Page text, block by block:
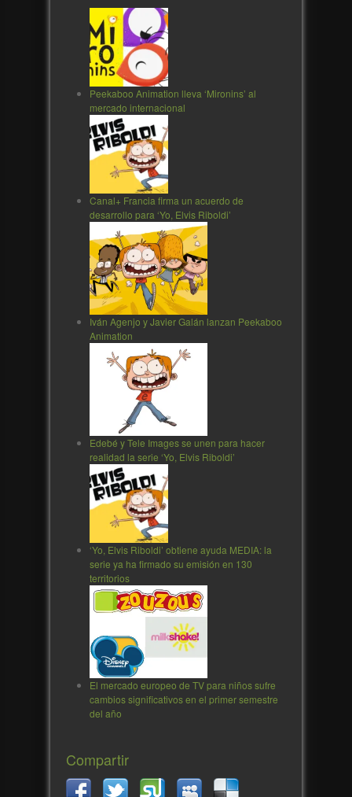
Peekaboo Animation lleva ‘Mironins’ al
mercado internacional
Canal+ Francia firma un acuerdo de
desarrollo para ‘Yo, Elvis Riboldi’
Iván Agenjo y Javier Galán lanzan Peekaboo
Animation
Edebé y Tele Images se unen para hacer
realidad la serie ‘Yo, Elvis Riboldi’
‘Yo, Elvis Riboldi’ obtiene ayuda MEDIA: la
serie ya ha firmado su emisión en 130
territorios
El mercado europeo de TV para niños sufre
cambios significativos en el primer semestre
del año
Compartir